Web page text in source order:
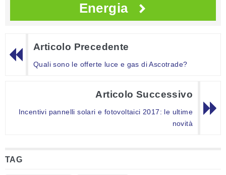
Energia
Articolo Precedente
Quali sono le offerte luce e gas di Ascotrade?
Articolo Successivo
Incentivi pannelli solari e fotovoltaici 2017: le ultime
novità
TAG